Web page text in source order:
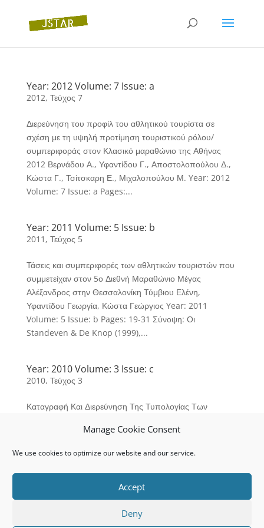
Manage Cookie Consent
We use cookies to optimize our website and our service.
Accept
Deny
Year: 2012 Volume: 7 Issue: a
2012, Τεύχος 7
Διερεύνηση του προφίλ του αθλητικού τουρίστα σε
σχέση με τη υψηλή προτίμηση τουριστικού ρόλου/
συμπεριφοράς στον Κλασικό μαραθώνιο της Αθήνας
2012 Βερνάδου Α., Υφαντίδου Γ., Αποστολοπούλου Δ.,
Κώστα Γ., Τσίτσκαρη Ε., Μιχαλοπούλου Μ. Year: 2012
Volume: 7 Issue: a Pages:...
Year: 2011 Volume: 5 Issue: b
2011 , Τεύχος 5
Τάσεις και συμπεριφορές των αθλητικών τουριστών που
συμμετείχαν στον 5ο Διεθνή Μαραθώνιο Μέγας
Αλέξανδρος στην Θεσσαλονίκη Τύμβιου Ελένη,
Υφαντίδου Γεωργία, Κώστα Γεώργιος Year: 2011
Volume: 5 Issue: b Pages: 19-31 Σύνοψη: Οι
Standeven & De Knop (1999),...
Year: 2010 Volume: 3 Issue: c
2010, Τεύχος 3
Καταγραφή Και Διερεύνηση Της Τυπολογίας Των
Υφαντίδου Γ., Σπυριδοπούλου E. Year: 2010 Volume: 3
ιδιαίτερη μορφή ψυχαγωγίας, έχει τα δικά του ιδιαίτερα
χαρακτηριστικά, ενώ...
Cookie Policy (EU)